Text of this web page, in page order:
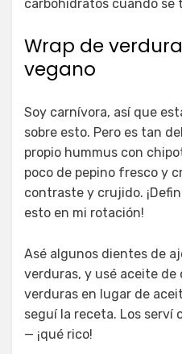
carbohidratos cuando se
Wrap de
vegano
Soy carnívora, así que
sobre esto. Pero es tan
propio hummus con
poco de pepino fresco y
contraste y crujido.
esto en mi rotación!
Asé algunos dientes de
verduras, y usé aceite de
verduras en lugar de
seguí la receta. Los serví
— ¡qué rico!